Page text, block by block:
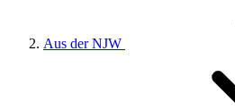
Aus der NJW